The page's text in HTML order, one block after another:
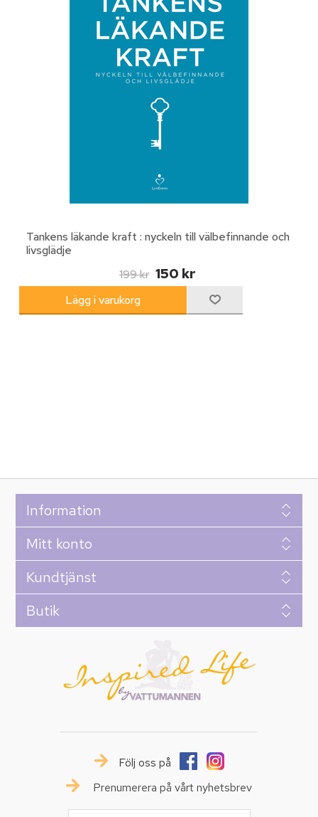
Tankens läkande kraft : nyckeln till välbefinnande och
livsglädje
199 kr 150 kr
Information
Mitt konto
Kundtjänst
Butik
Följ oss på
Prenumerera på vårt nyhetsbrev